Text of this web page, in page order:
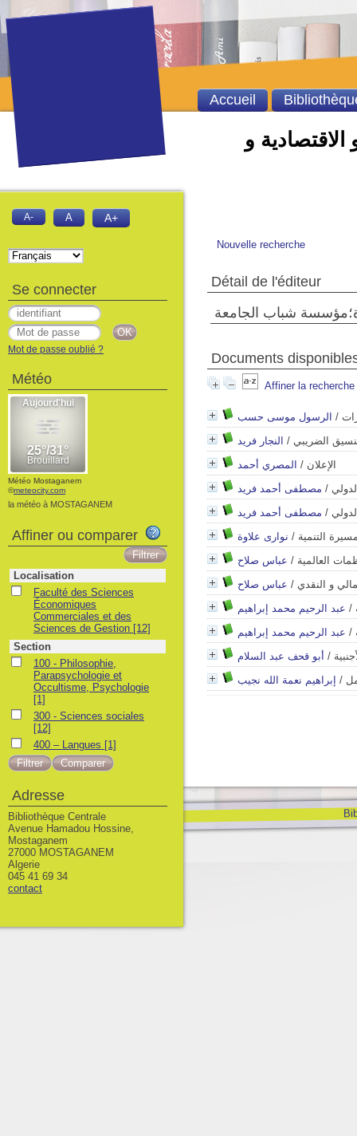
الاقتصادية و
Nouvelle recherche
Détail de l'éditeur
شباب الجامعة
Documents
Affiner la recherche
/ الرسول موسى حسب
الضريبي / النجار فريد
الإعلان / المصري أحمد
/ مصطفى أحمد فريد
/ مصطفى أحمد فريد
التنمية / نوارى علاوة
العالمية / عباس صلاح
و النقدي / عباس صلاح
/ عبد الرحيم محمد إبراهيم
/ عبد الرحيم محمد إبراهيم
/ أبو قحف عبد السلام
/ إبراهيم نعمة الله نجيب
Accueil
A- A A+
Se connecter
Mot de passe oublié ?
Météo
Météo Mostaganem
©meteocity.com
la météo à MOSTAGANEM
Affiner ou comparer
Localisation
Faculté des Sciences
Économiques
Commerciales et des
Sciences de Gestion [12]
Section
100 - Philosophie,
Parapsychologie et
Occultisme, Psychologie
[1]
300 - Sciences sociales
[12]
400 – Langues [1]
Adresse
Bibliothèque Centrale
Avenue Hamadou Hossine,
Mostaganem
27000 MOSTAGANEM
Algerie
045 41 69 34
contact